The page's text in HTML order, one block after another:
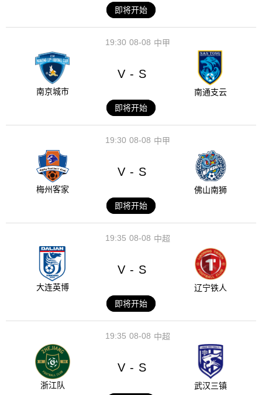
即将开始
08-08
19:30 中甲
南京城市
V - S
南通支云
即将开始
08-08
19:30 中甲
梅州客家
V - S
佛山南狮
即将开始
08-08
19:35 中超
大连英博
V - S
辽宁铁人
即将开始
08-08
19:35 中超
浙江队
V - S
武汉三镇